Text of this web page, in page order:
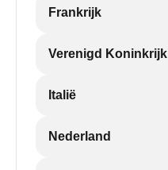
Frankrijk
Verenigd Koninkrijk
Italië
Nederland